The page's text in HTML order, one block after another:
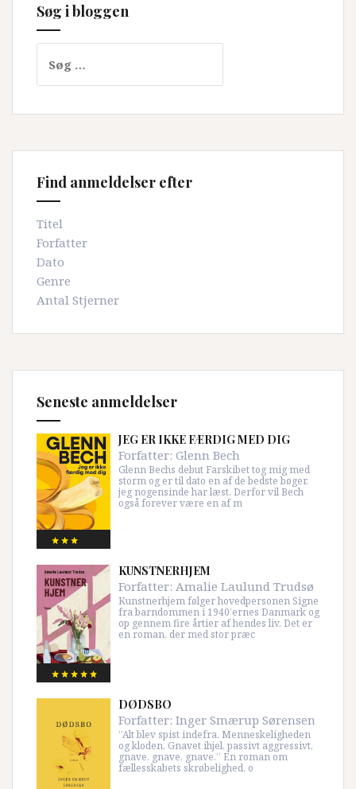
Søg i bloggen
efter:
Find anmeldelser efter
Titel
Forfatter
Dato
Genre
Antal Stjerner
Seneste anmeldelser
JEG ER IKKE FÆRDIG MED DIG
Forfatter: Glenn Bech
Glenn Bechs debut Farskibet tog mig med
storm og er til dato en af de bedste bøger,
jeg nogensinde har læst. Derfor vil Bech
også forever være en af m
KUNSTNERHJEM
Forfatter: Amalie Laulund Trudsø
Kunstnerhjem følger hovedpersonen Signe
fra barndommen i 1940’ernes Danmark og
op gennem fire årtier af hendes liv. Det er
en roman, der med stor præc
DØDSBO
Forfatter: Inger Smærup Sørensen
”Alt blev spist indefra. Menneskeligheden
og kloden. Gnavet ihjel, passivt aggressivt,
gnave, gnave, gnave.” En roman om
fællesskabets skrøbelighed, o